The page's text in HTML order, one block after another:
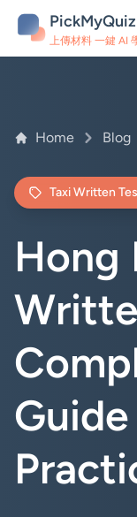
PickMyQuiz
上傳材料 一鍵 AI
Home Blog
Taxi Written
Hong